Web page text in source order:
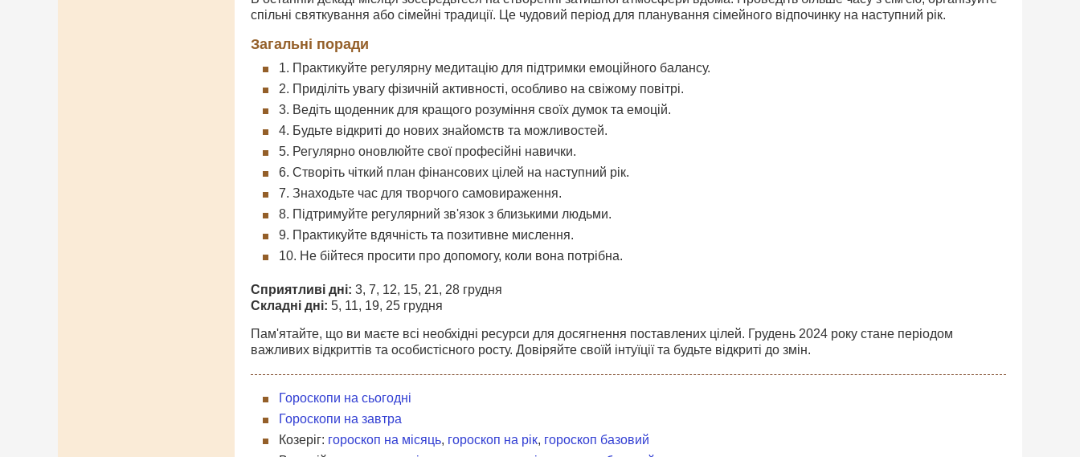
спільні святкування або сімейні традиції. Це чудовий період для планування сімейного відпочинку на наступний рік.
Загальні поради
1. Практикуйте регулярну медитацію для підтримки емоційного балансу.
2. Приділіть увагу фізичній активності, особливо на свіжому повітрі.
3. Ведіть щоденник для кращого розуміння своїх думок та емоцій.
4. Будьте відкриті до нових знайомств та можливостей.
5. Регулярно оновлюйте свої професійні навички.
6. Створіть чіткий план фінансових цілей на наступний рік.
7. Знаходьте час для творчого самовираження.
8. Підтримуйте регулярний зв'язок з близькими людьми.
9. Практикуйте вдячність та позитивне мислення.
10. Не бійтеся просити про допомогу, коли вона потрібна.
Сприятливі дні: 3, 7, 12, 15, 21, 28 грудня
Складні дні: 5, 11, 19, 25 грудня
Пам'ятайте, що ви маєте всі необхідні ресурси для досягнення поставлених цілей. Грудень 2024 року стане періодом
важливих відкриттів та особистісного росту. Довіряйте своїй інтуїції та будьте відкриті до змін.
Гороскопи на сьогодні
Гороскопи на завтра
Козеріг: гороскоп на місяць, гороскоп на рік, гороскоп базовий